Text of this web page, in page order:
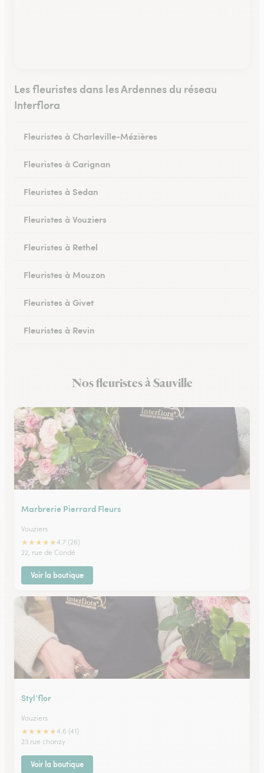
Les fleuristes dans les Ardennes du réseau
Interflora
Fleuristes à Charleville-Mézières
Fleuristes à Carignan
Fleuristes à Sedan
Fleuristes à Vouziers
Fleuristes à Rethel
Fleuristes à Mouzon
Fleuristes à Givet
Fleuristes à Revin
Fleuristes à Signy-le-Petit
Nos fleuristes à Sauville
Marbrerie Pierrard Fleurs
Vouziers
★★★★★4.7 (26)
22, rue de Condé
Voir la boutique
Styl’flor
Vouziers
★★★★★4.6 (41)
23 rue chanzy
Voir la boutique